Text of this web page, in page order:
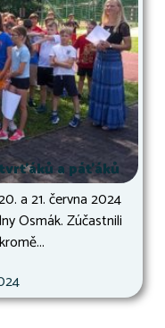
a páťáků
a 21. června 2024
Osmák. Zúčastnili